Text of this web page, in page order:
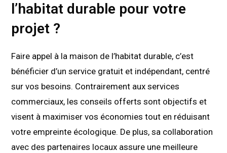
l’habitat durable pour votre
projet ?
Faire appel à la maison de l’habitat durable, c’est
bénéficier d’un service gratuit et indépendant, centré
sur vos besoins. Contrairement aux services
commerciaux, les conseils offerts sont objectifs et
visent à maximiser vos économies tout en réduisant
votre empreinte écologique. De plus, sa collaboration
avec des partenaires locaux assure une meilleure